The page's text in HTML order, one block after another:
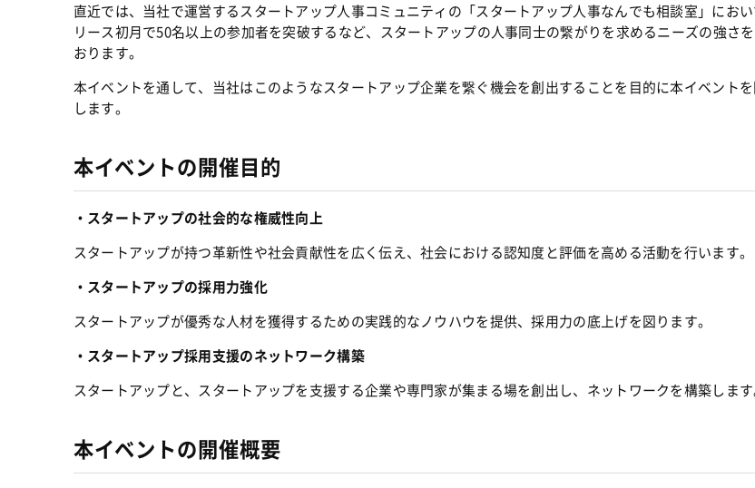
直近では、当社で運営するスタートアップ人事コミュニティの「スタートアップ人事なんでも相談室」におい
リース初月で50名以上の参加者を突破するなど、スタートアップの人事同士の繋がりを求めるニーズの強さ
おります。
本イベントを通して、当社はこのようなスタートアップ企業を繋ぐ機会を創出することを目的に本イベント
します。
本イベントの開催目的
・スタートアップの社会的な権威性向上
スタートアップが持つ革新性や社会貢献性を広く伝え、社会における認知度と評価を高める活動を行います。
・スタートアップの採用力強化
スタートアップが優秀な人材を獲得するための実践的なノウハウを提供、採用力の底上げを図ります。
・スタートアップ採用支援のネットワーク構築
スタートアップと、スタートアップを支援する企業や専門家が集まる場を創出し、ネットワークを構築します
本イベントの開催概要